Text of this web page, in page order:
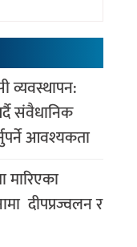
व्यवस्थापन:
संवैधानिक
आवश्यकता
मारिएका
दीपप्रज्वलन र